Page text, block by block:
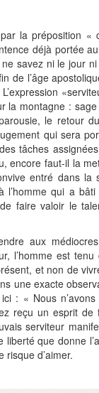
la préposition
déjà portée
savez ni le jour
de l’âge
la montagne :
le retour
qui sera
tâches
encore faut-il la
entré dans
l’homme qui a
faire valoir le
aux
l’homme est
et non de
une exacte
: « Nous
reçu un esprit
serviteur
liberté que donne
d’aimer.